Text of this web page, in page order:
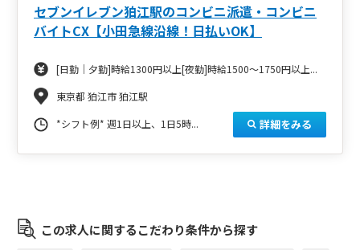
セブンイレブン狛江駅のコンビニ派遣・コンビニ
バイトCX【小田急線沿線！日払いOK】
[日勤｜夕勤]時給1300円以上[夜勤]時給1500～1750円以上...
東京都 狛江市 狛江駅
*シフト例* 週1日以上、1日5時... 詳細をみる
この求人に関するこだわり条件から探す